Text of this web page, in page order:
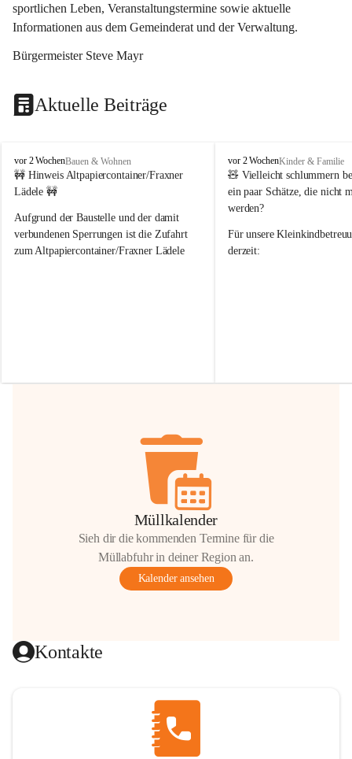
sportlichen Leben, Veranstaltungstermine sowie aktuelle
Informationen aus dem Gemeinderat und der Verwaltung.
Bürgermeister Steve Mayr
Aktuelle Beiträge
F
r
a
e
r
n
vor 2 WochenBauen & Wohnen
🚧 Hinweis Altpapiercontainer/Fraxner
Lädele 🚧
Aufgrund der Baustelle und der damit
verbundenen Sperrungen ist die Zufahrt
zum Altpapiercontainer/Fraxner Lädele
Hilfsbereitschaft!
F
r
a
x
r
n
vor 2 WochenKinder & Familie
🧸 Vielleicht schlummern
ein paar Schätze, die nicht
werden?
Für unsere
derzeit:
Müllkalender
Sieh dir die kommenden Termine für die
Müllabfuhr in deiner Region an.
Kalender ansehen
Kontakte